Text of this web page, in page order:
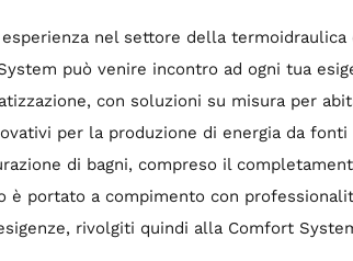
nel settore della
può venire incontro ad ogni tua
con soluzioni su misura per
per la produzione di energia da
di bagni, compreso il
è portato a compimento con
rivolgiti quindi alla Comfort